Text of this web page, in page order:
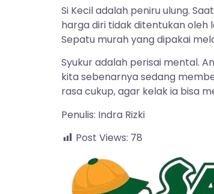
Si Kecil adalah peniru ulung.
harga diri tidak ditentukan oleh
Sepatu murah yang dipakai
Syukur adalah perisai mental.
kita sebenarnya sedang
rasa cukup, agar kelak ia bisa
Penulis: Indra Rizki
Post Views: 78